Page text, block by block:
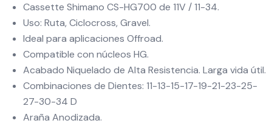
Cassette Shimano CS-HG700 de 11V / 11-34.
Uso: Ruta, Ciclocross, Gravel.
Ideal para aplicaciones Offroad.
Compatible con núcleos HG.
Acabado Niquelado de Alta Resistencia. Larga vida útil.
Combinaciones de Dientes: 11-13-15-17-19-21-23-25-
27-30-34 D
Araña Anodizada.